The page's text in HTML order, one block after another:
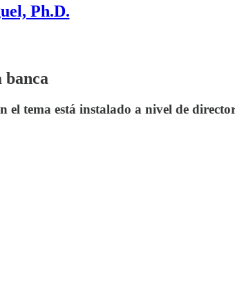
Ph.D.
banca
el tema está instalado a nivel de